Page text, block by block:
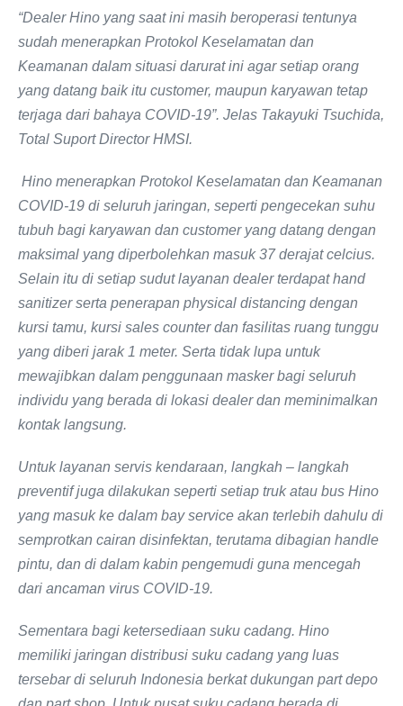
“Dealer Hino yang saat ini masih beroperasi tentunya
sudah menerapkan Protokol Keselamatan dan
Keamanan dalam situasi darurat ini agar setiap orang
yang datang baik itu customer, maupun karyawan tetap
terjaga dari bahaya COVID-19”. Jelas Takayuki Tsuchida,
Total Suport Director HMSI.
Hino menerapkan Protokol Keselamatan dan Keamanan
COVID-19 di seluruh jaringan, seperti pengecekan suhu
tubuh bagi karyawan dan customer yang datang dengan
maksimal yang diperbolehkan masuk 37 derajat celcius.
Selain itu di setiap sudut layanan dealer terdapat hand
sanitizer serta penerapan physical distancing dengan
kursi tamu, kursi sales counter dan fasilitas ruang tunggu
yang diberi jarak 1 meter. Serta tidak lupa untuk
mewajibkan dalam penggunaan masker bagi seluruh
individu yang berada di lokasi dealer dan meminimalkan
kontak langsung.
Untuk layanan servis kendaraan, langkah – langkah
preventif juga dilakukan seperti setiap truk atau bus Hino
yang masuk ke dalam bay service akan terlebih dahulu di
semprotkan cairan disinfektan, terutama dibagian handle
pintu, dan di dalam kabin pengemudi guna mencegah
dari ancaman virus COVID-19.
Sementara bagi ketersediaan suku cadang. Hino
memiliki jaringan distribusi suku cadang yang luas
tersebar di seluruh Indonesia berkat dukungan part depo